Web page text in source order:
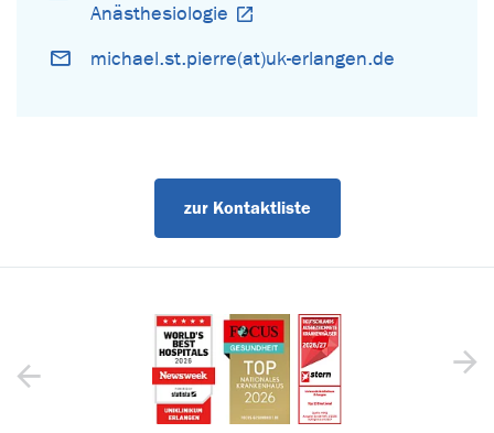
Anästhesiologie
michael.st.pierre(at)uk-erlangen.de
zur Kontaktliste